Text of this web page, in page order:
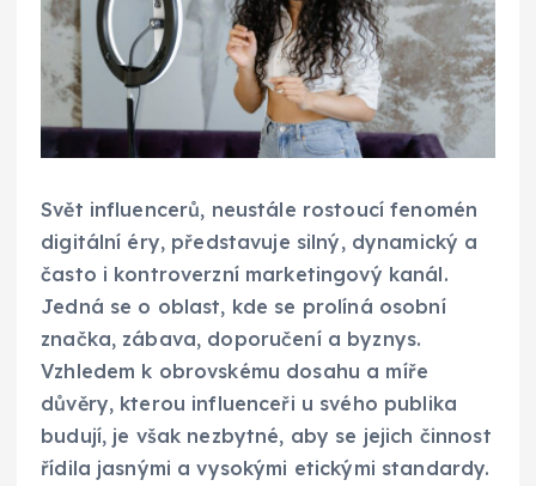
Svět influencerů, neustále rostoucí fenomén
digitální éry, představuje silný, dynamický a
často i kontroverzní marketingový kanál.
Jedná se o oblast, kde se prolíná osobní
značka, zábava, doporučení a byznys.
Vzhledem k obrovskému dosahu a míře
důvěry, kterou influenceři u svého publika
budují, je však nezbytné, aby se jejich činnost
řídila jasnými a vysokými etickými standardy.